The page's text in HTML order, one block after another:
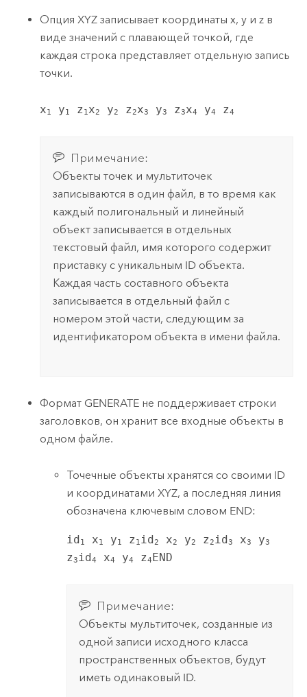
Опция XYZ записывает координаты x, y и z в
виде значений с плавающей точкой, где
каждая строка представляет отдельную запись
точки.
x1 y1 z 1x2 y2 z2x3 y3 z3x4 y4 z4
Примечание:
Объекты точек и мультиточек
записываются в один файл, в то время как
каждый полигональный и линейный
объект записывается в отдельных
текстовый файл, имя которого содержит
приставку с уникальным ID объекта.
Каждая часть составного объекта
записывается в отдельный файл с
номером этой части, следующим за
идентификатором объекта в имени файла.
Формат GENERATE не поддерживает строки
заголовков, он хранит все входные объекты в
одном файле.
Точечные объекты хранятся со своими ID
и координатами XYZ, а последняя линия
обозначена ключевым словом END:
id1 x1 y1 z 1 id2 x2 y2 z2 id3 x3 y3
z3 id4 x4 y4 z4END
Примечание:
Объекты мультиточек, созданные из
одной записи исходного класса
пространственных объектов, будут
иметь одинаковый ID.